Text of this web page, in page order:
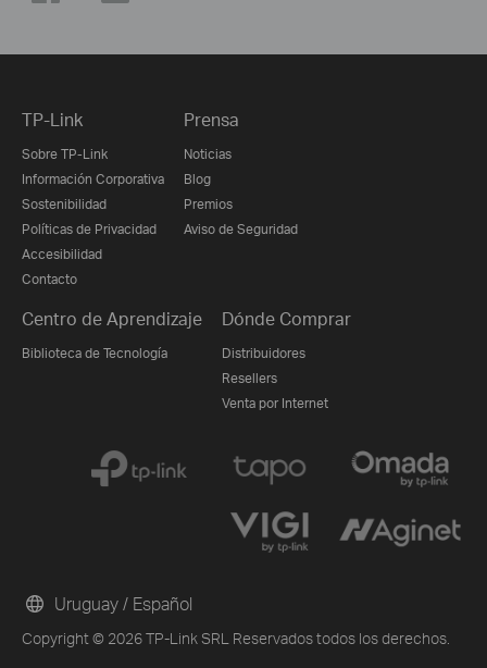
TP-Link
Sobre TP-Link
Información Corporativa
Sostenibilidad
Políticas de Privacidad
Accesibilidad
Contacto
Prensa
Noticias
Blog
Premios
Aviso de Seguridad
Centro de Aprendizaje
Biblioteca de Tecnología
Dónde Comprar
Distribuidores
Resellers
Venta por Internet
Copyright © 2026 TP-Link SRL Reservados todos los derechos.
Uruguay / Español